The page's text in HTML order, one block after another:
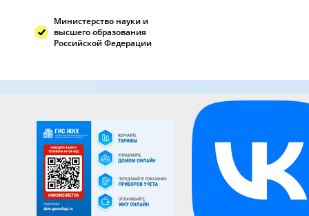
Министерство науки и
высшего образования
Российской Федерации